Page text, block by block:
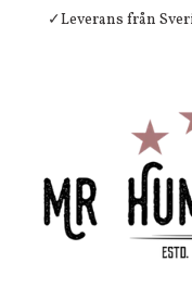
✓Leverans från